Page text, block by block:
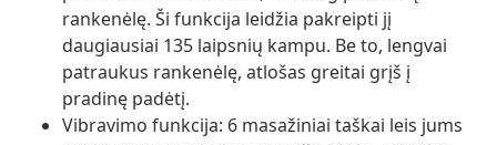
rankenėlę. Ši funkcija leidžia pakreipti jį
daugiausiai 135 laipsnių kampu. Be to, lengvai
patraukus rankenėlę, atlošas greitai grįš į
pradinę padėtį.
Vibravimo funkcija: 6 masažiniai taškai leis jums